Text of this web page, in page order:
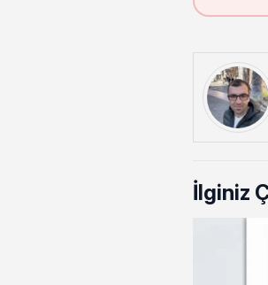
İlginiz